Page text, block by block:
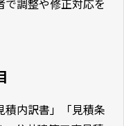
調整や修正対応を
内訳書」「見積条